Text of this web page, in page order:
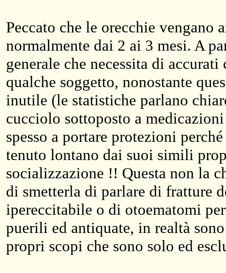
Peccato che le orecchie
normalmente dai 2 ai 3 mesi. A
generale che necessita di
qualche soggetto, nonostante
inutile (le statistiche parlano
cucciolo sottoposto a
spesso a portare protezioni
tenuto lontano dai suoi simili
socializzazione !! Questa non la
di smetterla di parlare di fratture
ipereccitabile o di otoematomi
puerili ed antiquate, in realtà
propri scopi che sono solo ed